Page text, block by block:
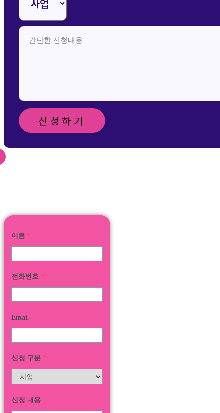
신청하기
이름 *
전화번호 *
Email
신청 구분 *
신청 내용